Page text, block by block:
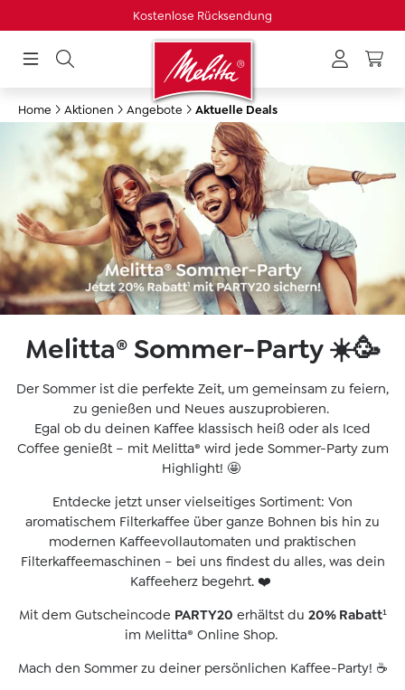
Kostenlose Rücksendung
Versand mit Post
Home Aktionen Angebote Aktuelle Deals
Melitta® Sommer-Party ☀️🥳
Der Sommer ist die perfekte Zeit, um gemeinsam zu feiern,
zu genießen und Neues auszuprobieren.
Egal ob du deinen Kaffee klassisch heiß oder als Iced
Coffee genießt – mit Melitta® wird jede Sommer-Party zum
Highlight! 🤩
Entdecke jetzt unser vielseitiges Sortiment: Von
aromatischem Filterkaffee über ganze Bohnen bis hin zu
modernen Kaffeevollautomaten und praktischen
Filterkaffeemaschinen – bei uns findest du alles, was dein
Kaffeeherz begehrt. ❤️
Mit dem Gutscheincode PARTY20 erhältst du 20% Rabatt¹
im Melitta® Online Shop.
Mach den Sommer zu deiner persönlichen Kaffee-Party! ☕️